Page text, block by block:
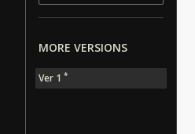
MORE VERSIONS
Ver 1 *